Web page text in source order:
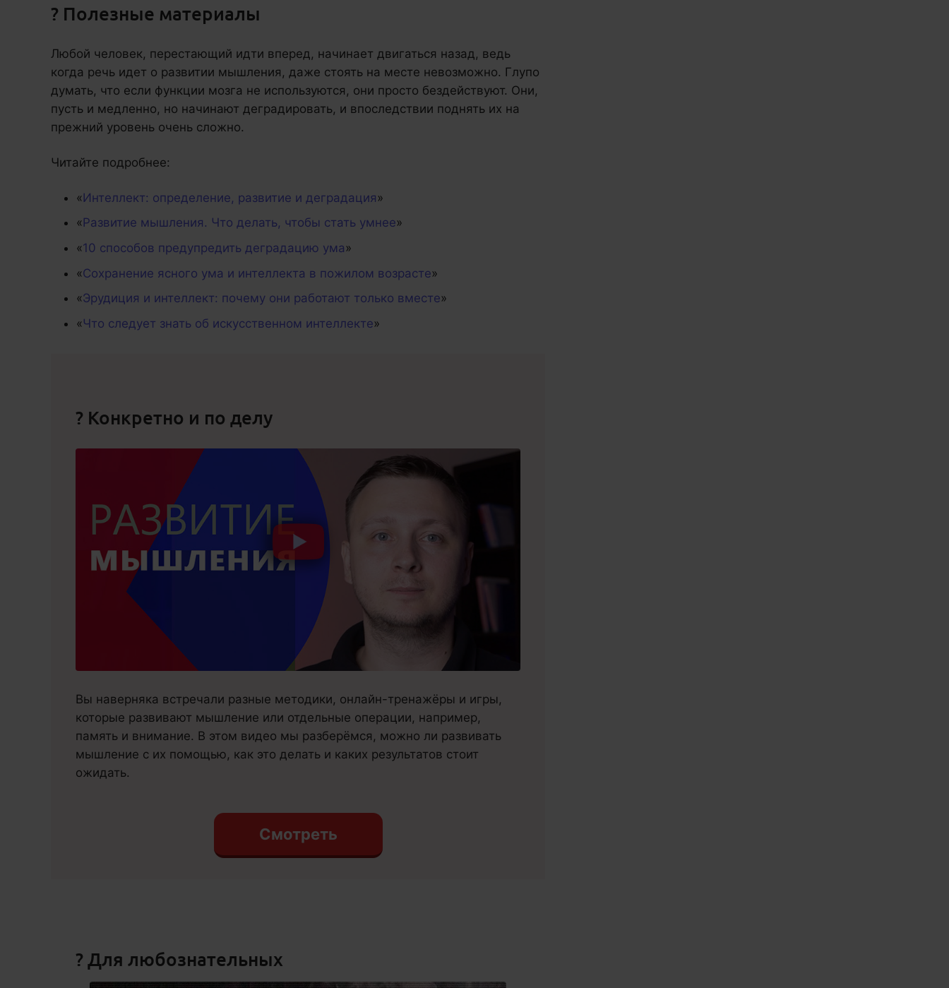
? Полезные материалы
Любой человек, перестающий идти вперед, начинает двигаться назад, ведь
когда речь идет о развитии мышления, даже стоять на месте невозможно. Глупо
думать, что если функции мозга не используются, они просто бездействуют. Они,
пусть и медленно, но начинают деградировать, и впоследствии поднять их на
прежний уровень очень сложно.
Читайте подробнее:
«Интеллект: определение, развитие и деградация»
«Развитие мышления. Что делать, чтобы стать умнее»
«10 способов предупредить деградацию ума»
«Сохранение ясного ума и интеллекта в пожилом возрасте»
«Эрудиция и интеллект: почему они работают только вместе»
«Что следует знать об искусственном интеллекте»
? Конкретно и по делу
Вы наверняка встречали разные методики, онлайн-тренажёры и игры,
которые развивают мышление или отдельные операции, например,
память и внимание. В этом видео мы разберёмся, можно ли развивать
мышление с их помощью, как это делать и каких результатов стоит
ожидать.
Смотреть
? Для любознательных